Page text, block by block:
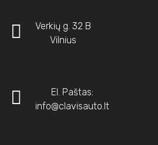
Verkių g. 32 B
Vilnius
El. Paštas:
info@clavisauto.lt